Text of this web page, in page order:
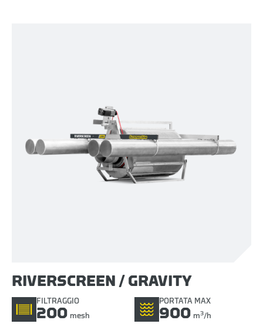
RIVERSCREEN / GRAVITY
FILTRAGGIO
200 mesh
PORTATA MAX
900 m3/h